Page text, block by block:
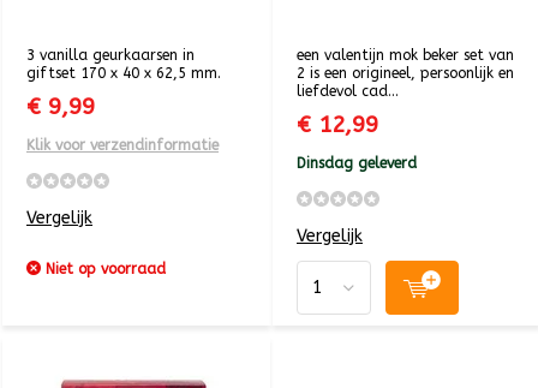
3 vanilla geurkaarsen in
giftset 170 x 40 x 62,5 mm.
€ 9,99
Klik voor verzendinformatie
Vergelijk
Niet op voorraad
een valentijn mok beker set van
2 is een origineel, persoonlijk en
liefdevol cad...
€ 12,99
Dinsdag geleverd
Vergelijk